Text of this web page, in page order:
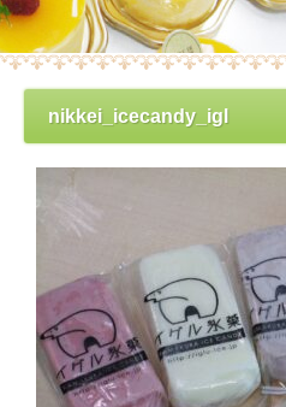
座
ント参加募集
・平岩理緒プロフィール
事依頼・お問い合わせ
nikkei_icecandy_igl